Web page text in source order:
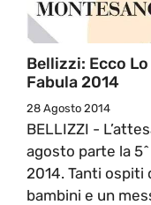
Bellizzi: Ecco
Fabula 2014
28 Agosto 2014
BELLIZZI -
agosto parte la
2014. Tanti ospiti
bambini e un